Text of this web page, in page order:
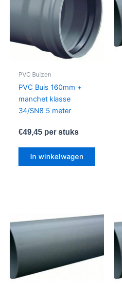
PVC Buizen
PVC Buis 160mm +
manchet klasse
34/SN8 5 meter
€49,45per stuks
In winkelwagen